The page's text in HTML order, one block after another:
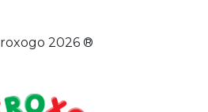
2026 ®